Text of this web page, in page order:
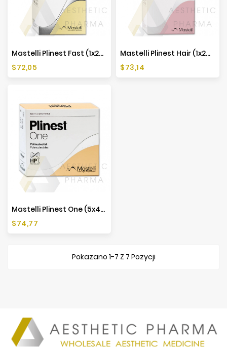
Mastelli Plinest Fast (1x2ml)
Cena
$72,05
Mastelli Plinest Hair (1x2ml)
Cena
$73,14
Mastelli Plinest One (5x4ml)
Cena
$74,77
Pokazano 1-7 Z 7 Pozycji